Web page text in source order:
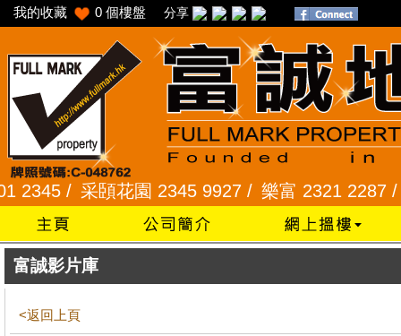
我的收藏 0 個樓盤 分享
/采頣花園 2345 9927 /樂富 2321 2287 /峻
富誠影片庫
<返回上頁